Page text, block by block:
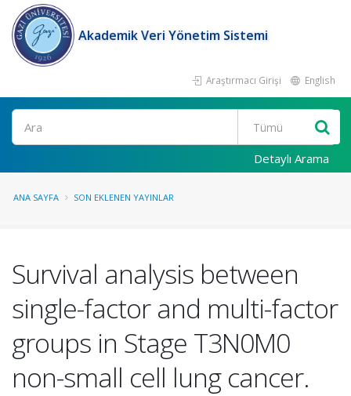
Akademik Veri Yönetim Sistemi
Araştırmacı Girişi English
Ara
Detaylı Arama
ANA SAYFA SON EKLENEN YAYINLAR
Survival analysis between
single-factor and multi-factor
groups in Stage T3N0M0
non-small cell lung cancer.